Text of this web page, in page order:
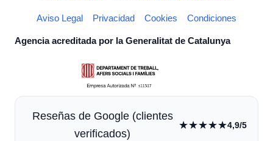
Aviso Legal Privacidad Cookies Condiciones
Agencia acreditada por la Generalitat de Catalunya
Reseñas de Google (clientes
verificados)
★★★★★4,9/5